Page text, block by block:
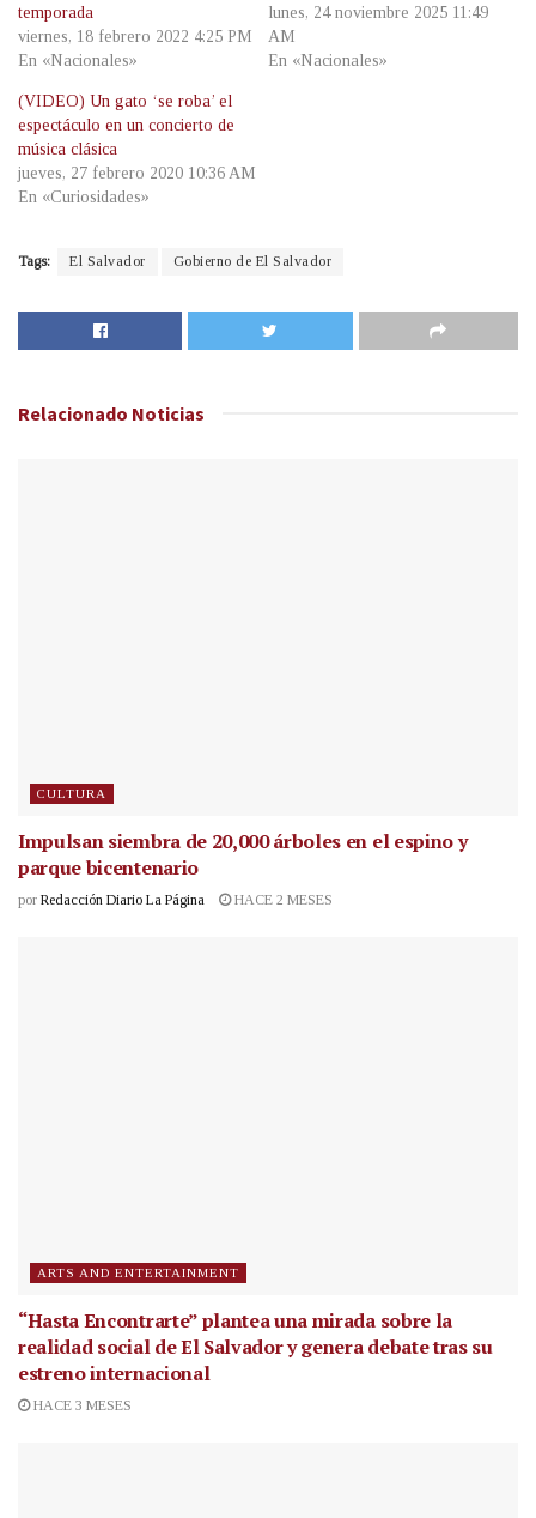
temporada
viernes, 18 febrero 2022 4:25 PM
En «Nacionales»
lunes, 24 noviembre 2025 11:49
AM
En «Nacionales»
(VIDEO) Un gato ‘se roba’ el
espectáculo en un concierto de
música clásica
jueves, 27 febrero 2020 10:36 AM
En «Curiosidades»
Tags: El Salvador Gobierno de El Salvador
Relacionado Noticias
CULTURA
Impulsan siembra de 20,000 árboles en el espino y
parque bicentenario
por Redacción Diario La Página HACE 2 MESES
ARTS AND ENTERTAINMENT
“Hasta Encontrarte” plantea una mirada sobre la
realidad social de El Salvador y genera debate tras su
estreno internacional
HACE 3 MESES